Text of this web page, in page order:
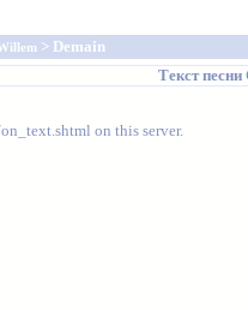
> Demain
Текст песни
on this server.